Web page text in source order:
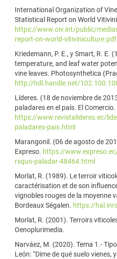
International Organization of
Statistical Report on World
https://www.oiv.int/public/
report-on-world-vitiviniculture.pdf
Kriedemann, P. E., y Smart, R. E.
temperature, and leaf water
vine leaves. Photosynthetica
http://hdl.handle.net/
Líderes. (18 de noviembre de
paladares en el país. El Comercio.
https://www.revistalideres.ec/
paladares-pais.html
Marangonil. (06 de agosto de
Expreso. https://
rsquo-paladar-48464.html
Morlat, R. (1989). Le terroir
caractérisation et de son
vignobles rouges de la moyenne
Bordeaux Ségalen. https://
Morlat, R. (2001). Terroirs
Oenoplurimedia.
Narváez, M. (2020). Tema 1.-
León: “Dime de qué suelo vienes,